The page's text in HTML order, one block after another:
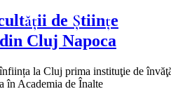
de Științe
Cluj Napoca
la Cluj prima instituţie de
în Academia de Înalte